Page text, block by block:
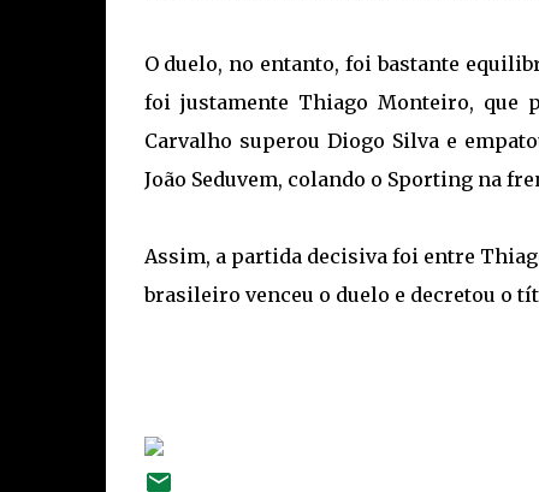
O duelo, no entanto, foi bastante
foi justamente Thiago Monteiro, que
Carvalho superou Diogo Silva e
João Seduvem, colando o Sporting na
Assim, a partida decisiva foi entre
brasileiro venceu o duelo e decretou o